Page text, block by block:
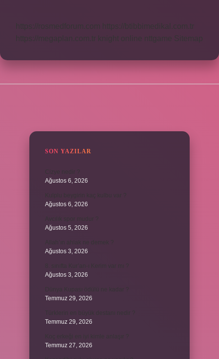
https://rosmedforum.com
https://btibbimedikal.com.tr
https://megaplan.com.tr
knight online nttgame Sitemap
SON YAZILAR
Ağustos 6, 2026
Ağustos 6, 2026
Ağustos 5, 2026
Ağustos 3, 2026
Ağustos 3, 2026
Temmuz 29, 2026
Temmuz 29, 2026
Temmuz 27, 2026